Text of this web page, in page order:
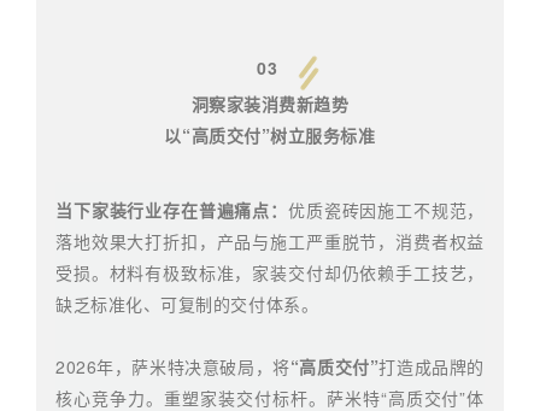
03
洞察家装消费新趋势
以“高质交付”树立服务标准
当下家装行业存在普遍痛点： 优质瓷砖因施工不规范，
落地效果大打折扣，产品与施工严重脱节，消费者权益
受损。材料有极致标准，家装交付却仍依赖手工技艺，
缺乏标准化、可复制的交付体系。
2026年，萨米特决意破局，将“高质交付”打造成品牌的
核心竞争力。重塑家装交付标杆。萨米特“高质交付”体